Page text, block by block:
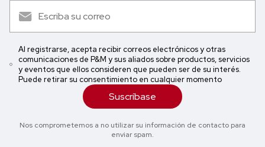
Al registrarse, acepta recibir correos electrónicos y otras
comunicaciones de P&M y sus aliados sobre productos, servicios
y eventos que ellos consideren que pueden ser de su interés.
Puede retirar su consentimiento en cualquier momento
Suscríbase
Nos comprometemos a no utilizar su información de contacto para
enviar spam.